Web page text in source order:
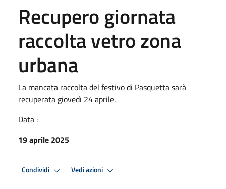
Recupero giornata
raccolta vetro zona
urbana
La mancata raccolta del festivo di Pasquetta sarà
recuperata giovedì 24 aprile.
Data :
19 aprile 2025
Condividi Vedi azioni